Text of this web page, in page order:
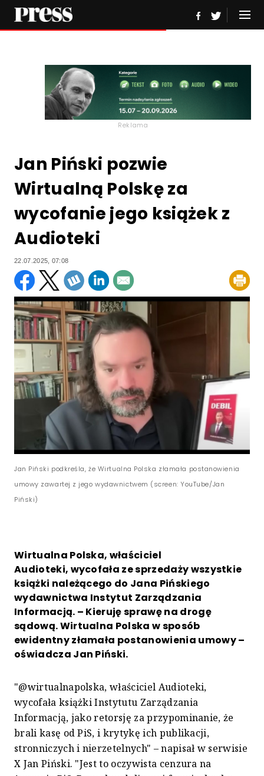
Reklama
Jan Piński pozwie
Wirtualną Polskę za
wycofanie jego książek z
Audioteki
22.07.2025, 07:08
Jan Piński podkreśla, że Wirtualna Polska złamała postanowienia
umowy zawartej z jego wydawnictwem (screen: YouTube/Jan
Piński)
Wirtualna Polska, właściciel
Audioteki, wycofała ze sprzedaży wszystkie
książki należącego do Jana Pińskiego
wydawnictwa Instytut Zarządzania
Informacją. – Kieruję sprawę na drogę
sądową. Wirtualna Polska w sposób
ewidentny złamała postanowienia umowy –
oświadcza Jan Piński.
"@wirtualnapolska, właściciel Audioteki,
wycofała książki Instytutu Zarządzania
Informacją, jako retorsję za przypominanie, że
brali kasę od PiS, i krytykę ich publikacji,
stronniczych i nierzetelnych" – napisał w serwisie
X Jan Piński. "Jest to oczywista cenzura na